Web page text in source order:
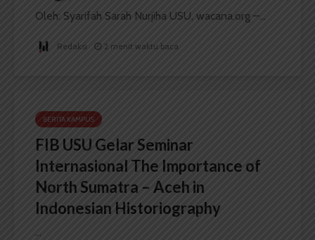
Oleh: Syarifah Sarah Nurjiha USU, wacana.org –...
Redaksi 2 menit waktu baca
BERITA KAMPUS
FIB USU Gelar Seminar
Internasional The Importance of
North Sumatra – Aceh in
Indonesian Historiography
...